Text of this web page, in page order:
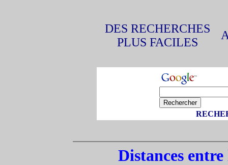
DES RECHERCHES
PLUS FACILES
Distances